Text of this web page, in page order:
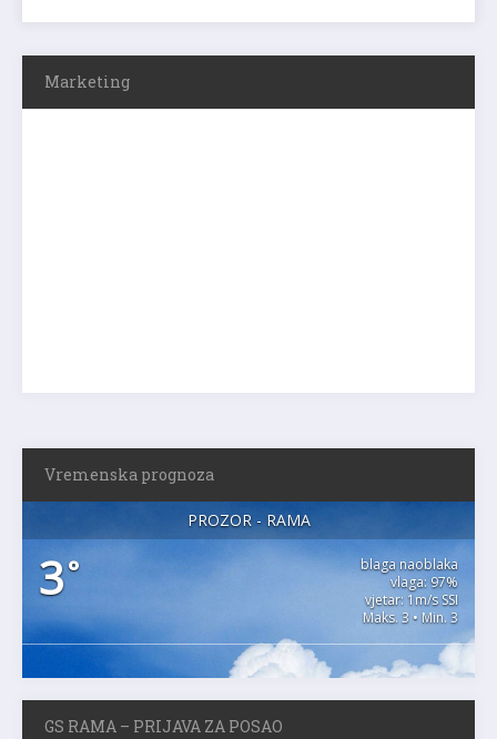
Marketing
Vremenska prognoza
PROZOR - RAMA
3°
blaga naoblaka
vlaga: 97%
vjetar: 1m/s SSI
Maks. 3 • Min. 3
GS RAMA – PRIJAVA ZA POSAO